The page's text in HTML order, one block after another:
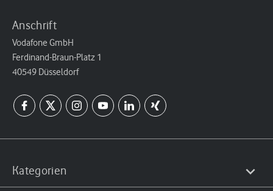
Anschrift
Vodafone GmbH
Ferdinand-Braun-Platz 1
40549 Düsseldorf
Kategorien